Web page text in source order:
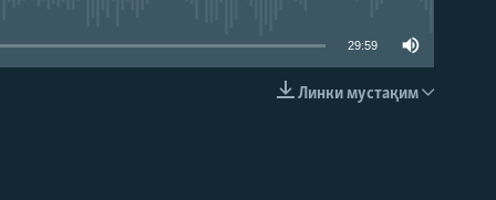
EMBED
29:59
Линки мустақим